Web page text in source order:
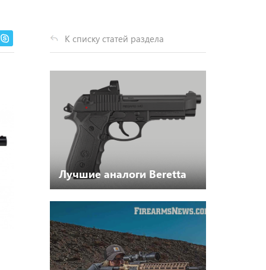
К списку статей раздела
Лучшие аналоги Beretta